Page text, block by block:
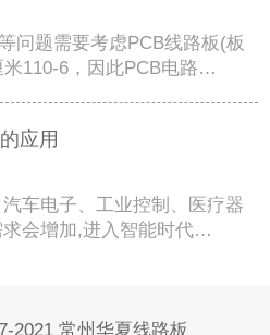
问题需要考虑PCB线路板(板
110-6，因此PCB电路…
应用
车电子、工业控制、医疗器
会增加,进入智能时代…
2021 常州华夏线路板